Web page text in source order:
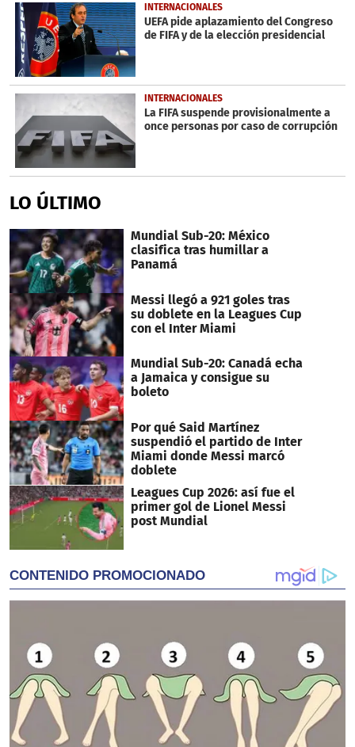
INTERNACIONALES
UEFA pide aplazamiento del Congreso
de FIFA y de la elección presidencial
INTERNACIONALES
La FIFA suspende provisionalmente a
once personas por caso de corrupción
LO ÚLTIMO
Mundial Sub-20: México
clasifica tras humillar a
Panamá
Messi llegó a 921 goles tras
su doblete en la Leagues Cup
con el Inter Miami
Mundial Sub-20: Canadá echa
a Jamaica y consigue su
boleto
Por qué Said Martínez
suspendió el partido de Inter
Miami donde Messi marcó
doblete
Leagues Cup 2026: así fue el
primer gol de Lionel Messi
post Mundial